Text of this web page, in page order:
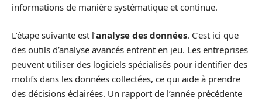
informations de manière systématique et continue.
L’étape suivante est l’analyse des données. C’est ici que
des outils d’analyse avancés entrent en jeu. Les entreprises
peuvent utiliser des logiciels spécialisés pour identifier des
motifs dans les données collectées, ce qui aide à prendre
des décisions éclairées. Un rapport de l’année précédente